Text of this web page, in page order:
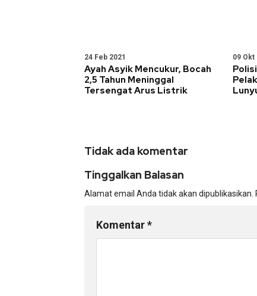
24 Feb 2021
Ayah Asyik Mencukur, Bocah
2,5 Tahun Meninggal
Tersengat Arus Listrik
09 Okt
Tidak ada komentar
Tinggalkan Balasan
Alamat email Anda tidak akan dipublikasikan.
Komentar*